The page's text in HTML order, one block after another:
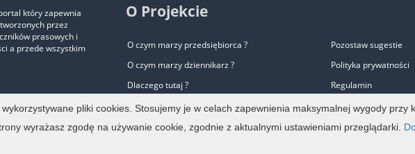
który zapewnia
przez
prasowych i
a przede wszystkim
O Projekcie
O czym marzy przedsiębiorca ?
O czym marzy dziennikarz ?
Dlaczego tutaj ?
Zalety biura prasowego
O co chodzi?
Pozostaw sugestie
Polityka prywatności
Regulamin
Pomoc
Biuro Prasowe
pliki cookies. Stosujemy je w celach zapewnienia maksymalnej wygody przy
wyrażasz zgodę na używanie cookie, zgodnie z aktualnymi ustawieniami przeglądarki.